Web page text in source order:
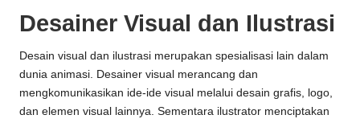
Desainer Visual dan Ilustrasi
Desain visual dan ilustrasi merupakan spesialisasi lain dalam
dunia animasi. Desainer visual merancang dan
mengkomunikasikan ide-ide visual melalui desain grafis, logo,
dan elemen visual lainnya. Sementara ilustrator menciptakan